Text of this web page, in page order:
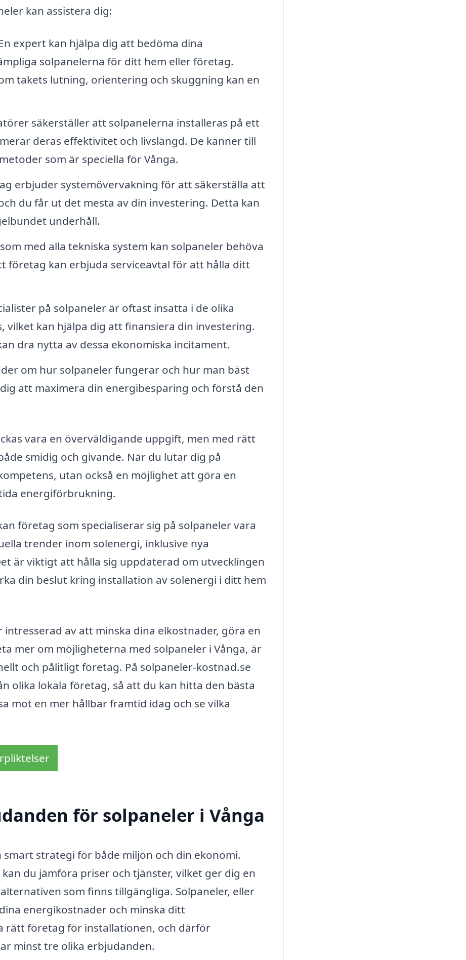
kan assistera dig:
expert kan hjälpa dig att bedöma dina
solpanelerna för ditt hem eller företag.
takets lutning, orientering och skuggning kan en
säkerställer att solpanelerna installeras på ett
deras effektivitet och livslängd. De känner till
som är speciella för Vånga.
erbjuder systemövervakning för att säkerställa att
du får ut det mesta av din investering. Detta kan
underhåll.
med alla tekniska system kan solpaneler behöva
företag kan erbjuda serviceavtal för att hålla ditt
på solpaneler är oftast insatta i de olika
vilket kan hjälpa dig att finansiera din investering.
dra nytta av dessa ekonomiska incitament.
om hur solpaneler fungerar och hur man bäst
att maximera din energibesparing och förstå den
vara en överväldigande uppgift, men med rätt
smidig och givande. När du lutar dig på
utan också en möjlighet att göra en
energiförbrukning.
företag som specialiserar sig på solpaneler vara
trender inom solenergi, inklusive nya
är viktigt att hålla sig uppdaterad om utvecklingen
din beslut kring installation av solenergi i ditt hem
av att minska dina elkostnader, göra en
mer om möjligheterna med solpaneler i Vånga, är
och pålitligt företag. På solpaneler-kostnad.se
olika lokala företag, så att du kan hitta den bästa
mot en mer hållbar framtid idag och se vilka
för solpaneler i Vånga
strategi för både miljön och din ekonomi.
du jämföra priser och tjänster, vilket ger dig en
som finns tillgängliga. Solpaneler, eller
energikostnader och minska ditt
rätt företag för installationen, och därför
minst tre olika erbjudanden.